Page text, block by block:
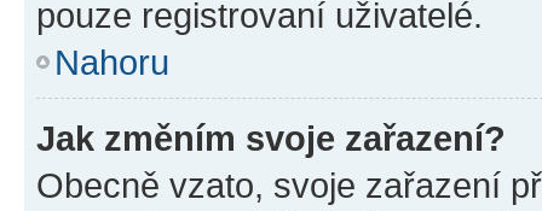
pouze registrovaní uživatelé.
Nahoru
Jak změním svoje zařazení?
Obecně vzato, svoje zařazení